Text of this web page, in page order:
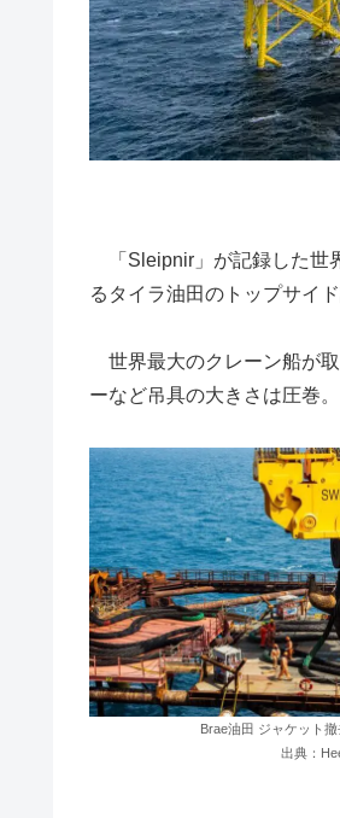
「Sleipnir」が記録した世
るタイラ油田のトップサイ
世界最大のクレーン船が
ーなど吊具の大きさは圧巻。
Brae油田 ジャケット
出典：